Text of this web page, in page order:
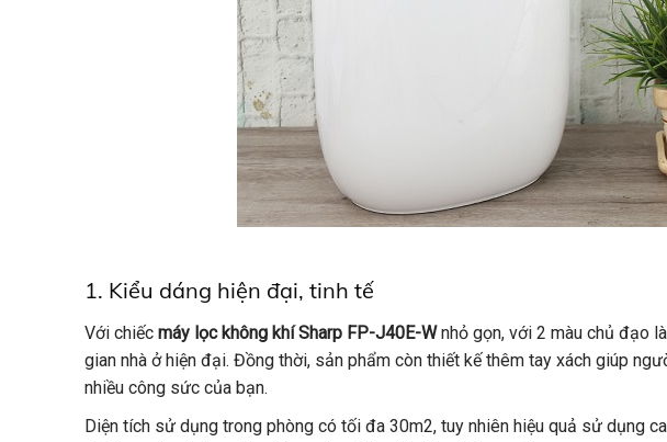
1. Kiểu dáng hiện đại, tinh tế
Với chiếc máy lọc không khí Sharp FP-J40E-Wnhỏ gọn, với 2 màu chủ đạo
gian nhà ở hiện đại. Đồng thời, sản phẩm còn thiết kế thêm tay xách giúp
nhiều công sức của bạn.
Diện tích sử dụng trong phòng có tối đa 30m2, tuy nhiên hiệu quả sử dụng